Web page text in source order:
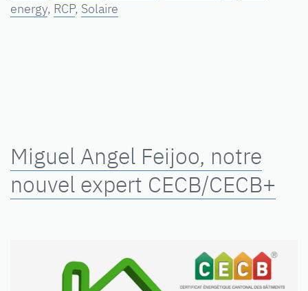
energy, RCP, Solaire
Miguel Angel Feijoo, notre
nouvel expert CECB/CECB+